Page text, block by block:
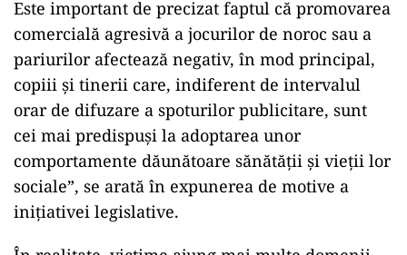
Este important de precizat faptul că promovarea
comercială agresivă a jocurilor de noroc sau a
pariurilor afectează negativ, în mod principal,
copiii şi tinerii care, indiferent de intervalul
orar de difuzare a spoturilor publicitare, sunt
cei mai predispuşi la adoptarea unor
comportamente dăunătoare sănătăţii şi vieţii lor
sociale”, se arată în expunerea de motive a
inițiativei legislative.